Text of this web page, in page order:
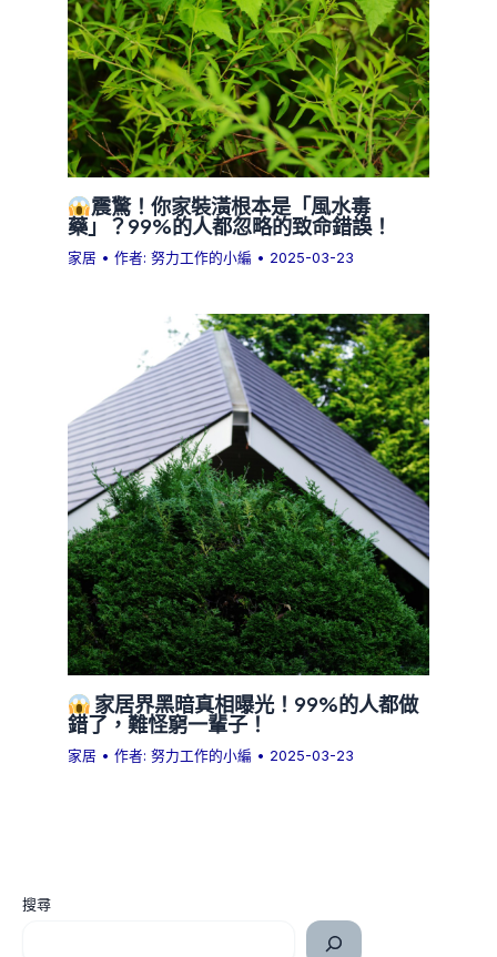
震驚！你家裝潢根本是「風水毒
藥」？99%的人都忽略的致命錯誤！
家居 • 作者:努力工作的小編 • 2025-03-23
家居界黑暗真相曝光！99%的人都做
錯了，難怪窮一輩子！
家居 • 作者:努力工作的小編 • 2025-03-23
搜尋